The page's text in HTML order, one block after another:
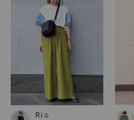
Ri☺︎